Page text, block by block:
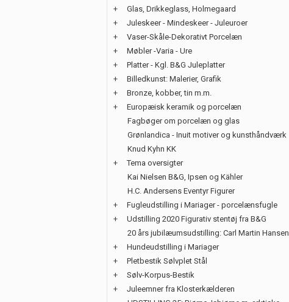
+
Glas, Drikkeglass, Holmegaard
+
Juleskeer - Mindeskeer - Juleuroer
+
Vaser-Skåle-Dekorativt Porcelæn
+
Møbler -Varia - Ure
+
Platter - Kgl. B&G Juleplatter
+
Billedkunst: Malerier, Grafik
+
Bronze, kobber, tin m.m.
+
Europæisk keramik og porcelæn
Fagbøger om porcelæn og glas
Grønlandica - Inuit motiver og kunsthåndværk
Knud Kyhn KK
+
Tema oversigter
Kai Nielsen B&G, Ipsen og Kähler
H.C. Andersens Eventyr Figurer
+
Fugleudstilling i Mariager - porcelænsfugle
+
Udstilling 2020 Figurativ stentøj fra B&G
20 års jubilæumsudstilling: Carl Martin Hansen
+
Hundeudstilling i Mariager
+
Pletbestik Sølvplet Stål
+
Sølv-Korpus-Bestik
+
Juleemner fra Klosterkælderen